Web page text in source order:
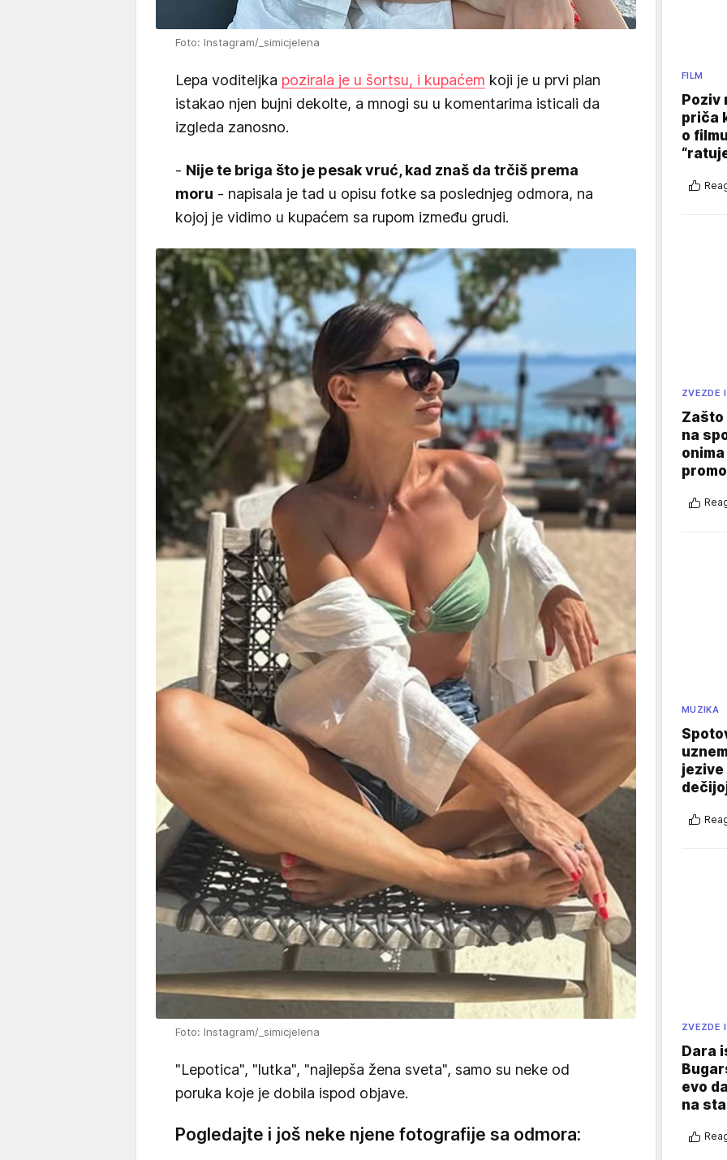
Foto: Instagram/_simicjelena
Lepa voditeljka pozirala je u šortsu, i kupaćem koji je u prvi plan
istakao njen bujni dekolte, a mnogi su u komentarima isticali da
izgleda zanosno.
- Nije te briga što je pesak vruć, kad znaš da trčiš prema
moru - napisala je tad u opisu fotke sa poslednjeg odmora, na
kojoj je vidimo u kupaćem sa rupom između grudi.
Foto: Instagram/_simicjelena
"Lepotica", "lutka", "najlepša žena sveta", samo su neke od
poruka koje je dobila ispod objave.
Pogledajte i još neke njene fotografije sa odmora:
FILM
Poziv
priča
o
ZVEZDE
Zašto
na
MUZIKA
jezive
ZVEZDE
Dara
evo
na